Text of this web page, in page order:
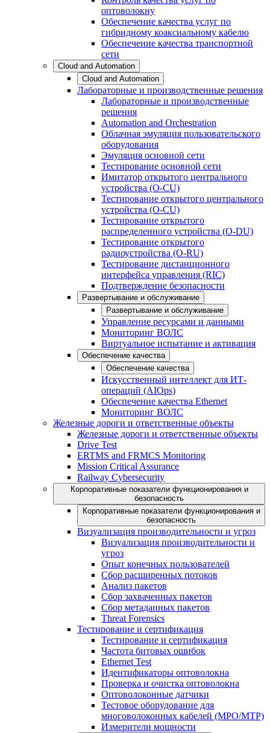
оптоволокну
Обеспечение качества услуг по
гибридному коаксиальному кабелю
Обеспечение качества транспортной
сети
Cloud and Automation
Cloud and Automation
Лабораторные и производственные решения
Лабораторные и производственные
решения
Automation and Orchestration
Облачная эмуляция пользовательского
оборудования
Эмуляция основной сети
Тестирование основной сети
Имитатор открытого центрального
устройства (O-CU)
Тестирование открытого центрального
устройства (O-CU)
Тестирование открытого
распределенного устройства (O-DU)
Тестирование открытого
радиоустройства (O-RU)
Тестирование дистанционного
интерфейса управления (RIC)
Подтверждение безопасности
Развертывание и обслуживание
Развертывание и обслуживание
Управление ресурсами и данными
Мониторинг ВОЛС
Виртуальное испытание и активация
Обеспечение качества
Обеспечение качества
Искусственный интеллект для ИТ-
операций (AIOps)
Обеспечение качества Ethernet
Мониторинг ВОЛС
Железные дороги и ответственные объекты
Железные дороги и ответственные объекты
Drive Test
ERTMS and FRMCS Monitoring
Mission Critical Assurance
Railway Cybersecurity
Корпоративные показатели функционирования и
безопасность
Корпоративные показатели функционирования и
безопасность
Визуализация производительности и угроз
Визуализация производительности и
угроз
Опыт конечных пользователей
Сбор расширенных потоков
Анализ пакетов
Сбор захваченных пакетов
Сбор метаданных пакетов
Threat Forensics
Тестирование и сертификация
Тестирование и сертификация
Частота битовых ошибок
Ethernet Test
Идентификаторы оптоволокна
Проверка и очистка оптоволокна
Оптоволоконные датчики
Тестовое оборудование для
многоволоконных кабелей (MPO/MTP)
Измерители мощности